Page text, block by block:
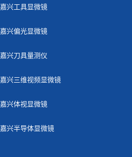
嘉兴工具显微镜
嘉兴偏光显微镜
嘉兴刀具量测仪
嘉兴三维视频显微镜
嘉兴体视显微镜
嘉兴半导体显微镜